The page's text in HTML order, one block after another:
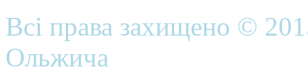
Всі права захищено ©
Ольжича